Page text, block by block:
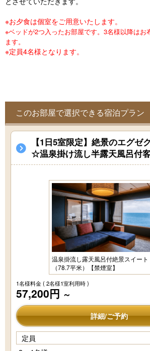
※お夕食は個室をご用意いたします。
※ベッドが2つ入ったお部屋です。3名様以降はお
ます。
※定員4名様となります。
このお部屋で選択できる宿泊プラン
【1日5室限定】絶景のエグゼ
☆温泉掛け流し半露天風呂付
温泉掛流し露天風呂付絶景スイート
（78.7平米）【禁煙室】
1名様料金( 2名様1室利用時 )
57,200円 ～
詳細/ご予約
定員